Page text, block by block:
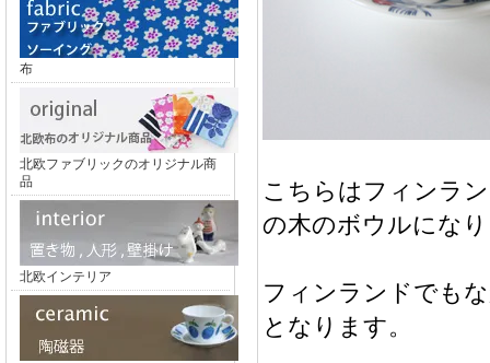
布
北欧ファブリックのオリジナル商
品
北欧インテリア
こちらはフィンラ
の木のボウルにな
フィンランドでも
となります。